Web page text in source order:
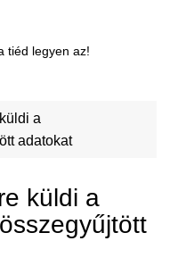
tiéd legyen az!
a
adatokat
küldi a